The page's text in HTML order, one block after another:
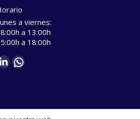
a viernes:
a 13:00h
a 18:00h
us on:
Linkedin
in
Whatsapp
in